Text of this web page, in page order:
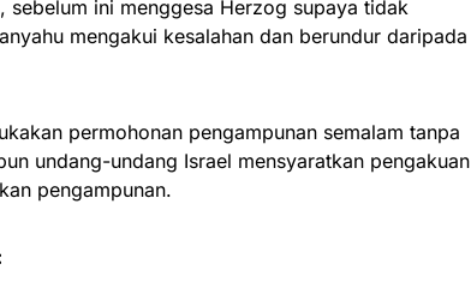
sebelum ini menggesa Herzog supaya tidak
mengakui kesalahan dan berundur daripada
permohonan pengampunan semalam tanpa
undang-undang Israel mensyaratkan pengakuan
pengampunan.